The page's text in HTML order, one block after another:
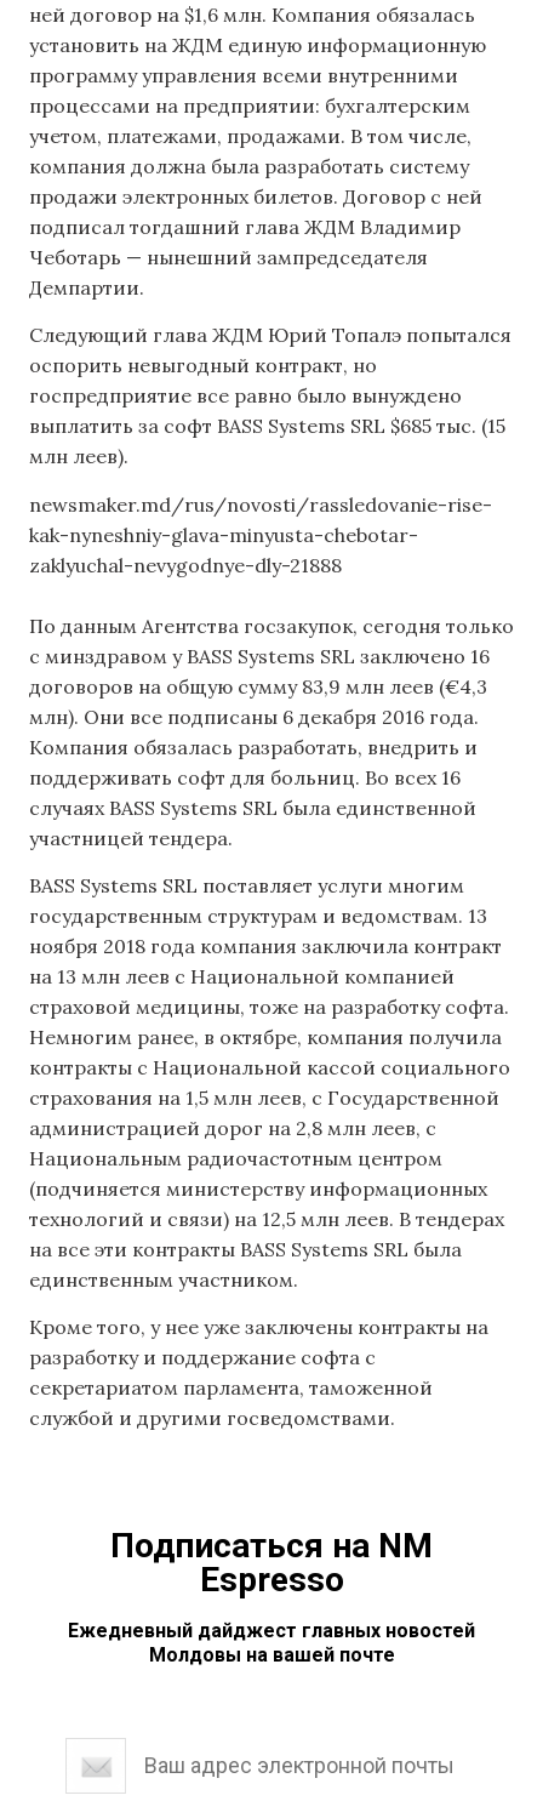
ней договор на $1,6 млн. Компания обязалась
установить на ЖДМ единую информационную
программу управления всеми внутренними
процессами на предприятии: бухгалтерским
учетом, платежами, продажами. В том числе,
компания должна была разработать систему
продажи электронных билетов. Договор с ней
подписал тогдашний глава ЖДМ Владимир
Чеботарь — нынешний зампредседателя
Демпартии.
Следующий глава ЖДМ Юрий Топалэ попытался
оспорить невыгодный контракт, но
госпредприятие все равно было вынуждено
выплатить за софт BASS Systems SRL $685 тыс. (15
млн леев).
newsmaker.md/rus/novosti/rassledovanie-rise-
kak-nyneshniy-glava-minyusta-chebotar-
zaklyuchal-nevygodnye-dly-21888
По данным Агентства госзакупок, сегодня только
с минздравом у BASS Systems SRL заключено 16
договоров на общую сумму 83,9 млн леев (€4,3
млн). Они все подписаны 6 декабря 2016 года.
Компания обязалась разработать, внедрить и
поддерживать софт для больниц. Во всех 16
случаях BASS Systems SRL была единственной
участницей тендера.
BASS Systems SRL поставляет услуги многим
государственным структурам и ведомствам. 13
ноября 2018 года компания заключила контракт
на 13 млн леев с Национальной компанией
страховой медицины, тоже на разработку софта.
Немногим ранее, в октябре, компания получила
контракты с Национальной кассой социального
страхования на 1,5 млн леев, с Государственной
администрацией дорог на 2,8 млн леев, с
Национальным радиочастотным центром
(подчиняется министерству информационных
технологий и связи) на 12,5 млн леев. В тендерах
на все эти контракты BASS Systems SRL была
единственным участником.
Кроме того, у нее уже заключены контракты на
разработку и поддержание софта с
секретариатом парламента, таможенной
службой и другими госведомствами.
Подписаться на NM
Espresso
Ежедневный дайджест главных новостей
Молдовы на вашей почте